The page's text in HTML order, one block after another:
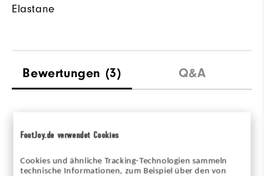
FootJoy.de verwendet Cookies
Cookies und ähnliche Tracking-Technologien sammeln
technische Informationen, zum Beispiel über den von
Elastane
Bewertungen (3) Q&A
3.3/5